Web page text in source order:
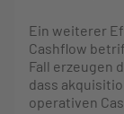
Ein weiterer
Cashflow
Fall erzeugen
dass
operativen